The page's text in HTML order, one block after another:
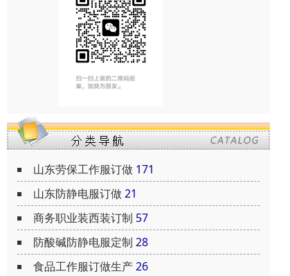
山东劳保工作服订做 171
山东防静电服订做21
商务职业装西装订制 57
防酸碱防静电服定制 28
食品工作服订做生产26